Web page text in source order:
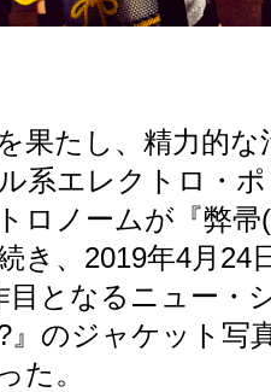
果たし、精力的
系エレクトロ・
ロノームが『弊
き、2019年4月24
となるニュー・
』のジャケット写
た。